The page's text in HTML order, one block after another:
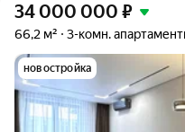
34 000 000 ₽
66,2 м² 3-комн.
новостройка